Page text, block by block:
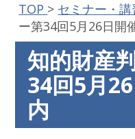
TOP > セミナー・講
ー第34回5月26日開
知的財産
34回5月
内